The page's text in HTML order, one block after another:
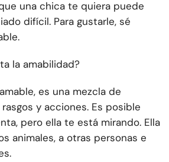
una chica te quiera puede
difícil. Para gustarle, sé
la amabilidad?
es una mezcla de
y acciones. Es posible
pero ella te está mirando. Ella
animales, a otras personas e